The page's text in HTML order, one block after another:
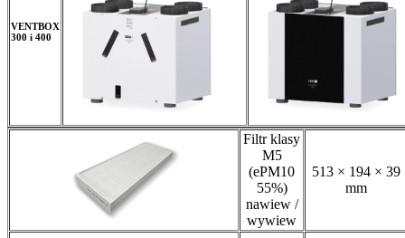
VENTBOX
300 i 400
Filtr klasy
M5
(ePM10
55%)
nawiew /
wywiew
513 × 194 × 39
mm